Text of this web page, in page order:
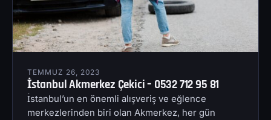
TEMMUZ 26, 2023
İstanbul Akmerkez Çekici – 0532 712 95 81
İstanbul’un en önemli alışveriş ve eğlence
merkezlerinden biri olan Akmerkez, her gün